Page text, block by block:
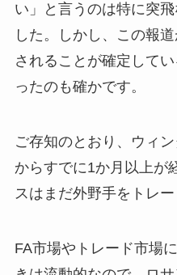
い」と言うのは特に突
した。しかし、この報
されることが確定して
ったのも確かです。
ご存知のとおり、ウィ
からすでに1か月以上が
スはまだ外野手をトレー
FA市場やトレード市場